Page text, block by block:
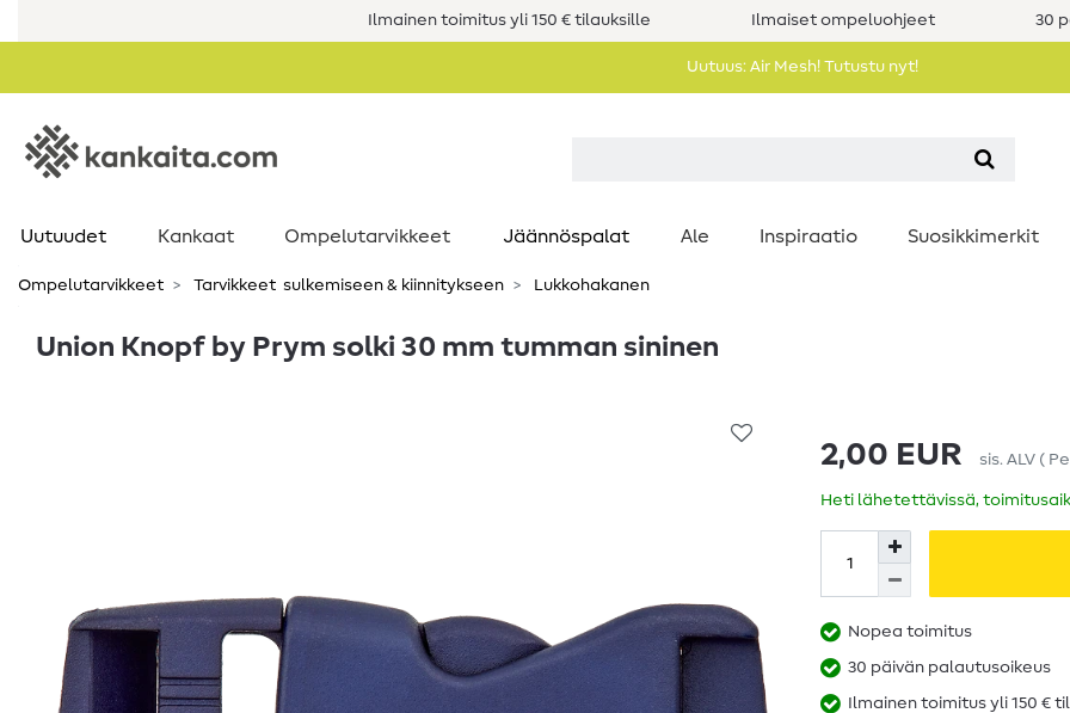
Ilmainen toimitus yli 150 € tilauksille Ilmaiset ompeluohjeet 30
Uutuus: Air Mesh! Tutustu nyt!
Uutuudet Kankaat Ompelutarvikkeet Jäännöspalat Ale Inspiraatio Suosikkimerkit
Ompelutarvikkeet Tarvikkeet ​ sulkemiseen & kiinnitykseen Lukkohakanen
Union Knopf by Prym solki 30 mm tumman sininen
2,00 EUR sis. ALV (
Heti lähetettävissä,
Nopea toimitus
30 päivän palautusoikeus
Ilmainen toimitus yli 150 €